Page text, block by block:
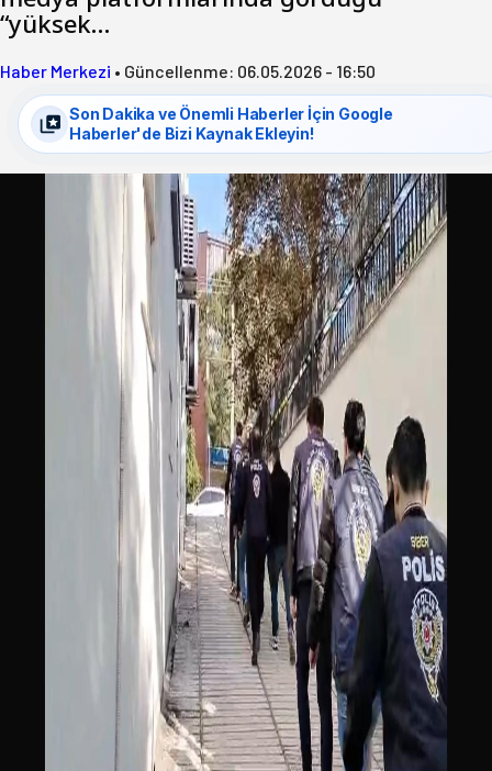
“yüksek…
Haber Merkezi • Güncellenme: 06.05.2026 - 16:50
Son Dakika ve Önemli Haberler İçin Google
Haberler'de Bizi Kaynak Ekleyin!